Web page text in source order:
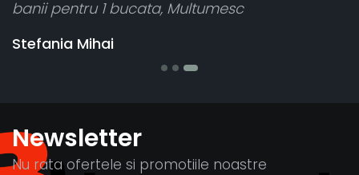
Stefania Mihai
banii pentru 1 bucata, Multumesc
Newsletter
Nu rata ofertele si promotiile noastre